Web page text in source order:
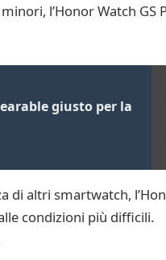
l’Honor Watch GS
giusto per la
di altri smartwatch,
condizioni più difficili.